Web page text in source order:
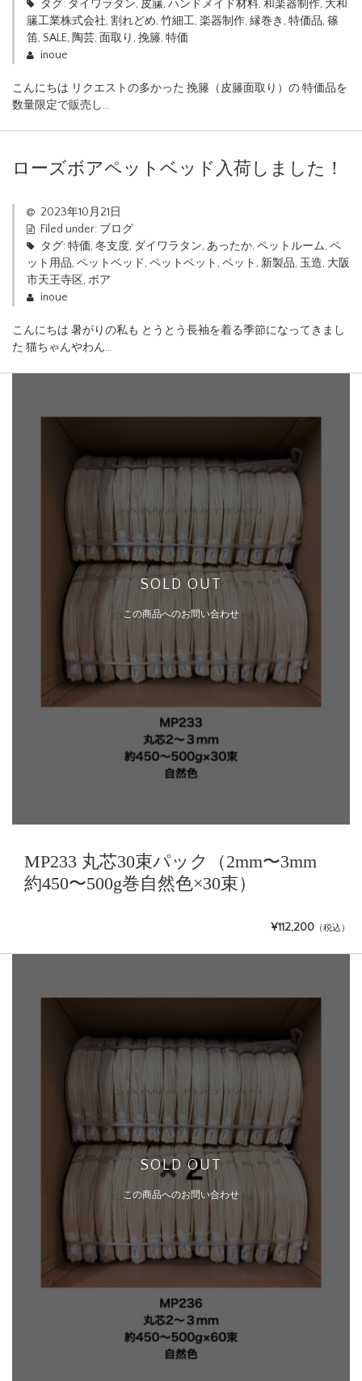
タグ: ダイワラタン, 皮籘, ハンドメイド材料, 和楽器制作, 大和
籘工業株式会社, 割れどめ, 竹細工, 楽器制作, 縁巻き , 特価品, 篠
笛, SALE, 陶芸, 面取り , 挽籐, 特価
inoue
こんにちは リクエストの多かった 挽籐（皮籐面取り）の 特価品を
数量限定で販売し…
ローズボアペットベッド入荷しました！
2023年10月21日
Filed under: ブログ
タグ:特価, 冬支度, ダイワラタン, あったか, ペットルーム, ペ
ット用品, ペットベッド, ペットベット , ペット , 新製品, 玉造, 大阪
市天王寺区, ボア
inoue
こんにちは 暑がりの私も とうとう長袖を着る季節になってきまし
た 猫ちゃんやわん…
SOLD OUT
この商品へのお問い合わせ
MP233 丸芯30束パック（2mm〜3mm
約450〜500g巻自然色×30束）
¥112,200 （税込）
SOLD OUT
この商品へのお問い合わせ